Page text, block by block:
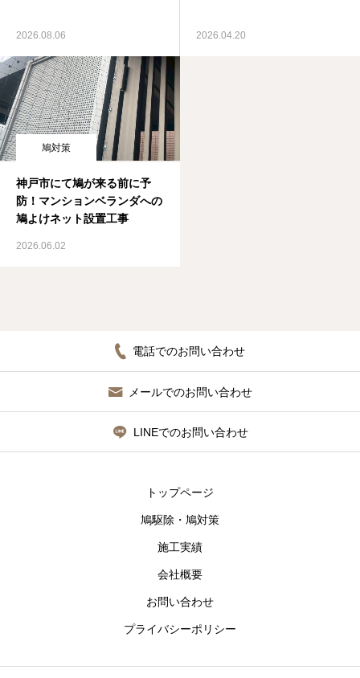
2026.08.06 2026.04.20
鳩対策
神戸市にて鳩が来る前に予
防！マンションベランダへの
鳩よけネット設置工事
2026.06.02
電話でのお問い合わせ
メールでのお問い合わせ
LINEでのお問い合わせ
トップページ
鳩駆除・鳩対策
施工実績
会社概要
お問い合わせ
プライバシーポリシー